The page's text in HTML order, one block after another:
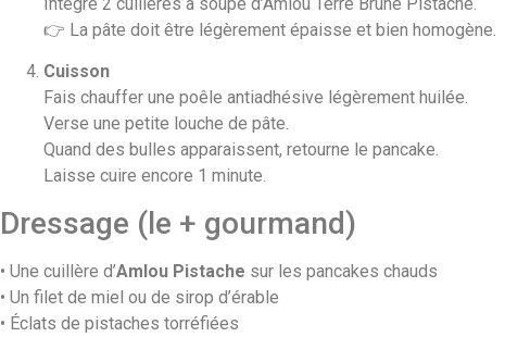
👉 La pâte doit être légèrement épaisse et bien homogène.
Cuisson
Fais chauffer une poêle antiadhésive légèrement huilée.
Verse une petite louche de pâte.
Quand des bulles apparaissent, retourne le pancake.
Laisse cuire encore 1 minute.
Dressage (le + gourmand)
• Une cuillère d’Amlou Pistache sur les pancakes chauds
• Un filet de miel ou de sirop d’érable
• Éclats de pistaches torréfiées